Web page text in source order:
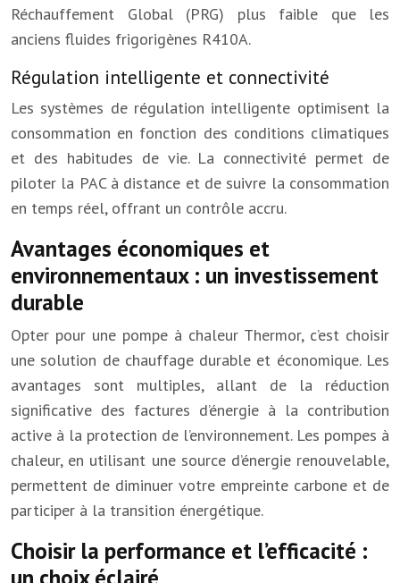
Réchauffement Global (PRG) plus faible que les
anciens fluides frigorigènes R410A.
Régulation intelligente et connectivité
Les systèmes de régulation intelligente optimisent la
consommation en fonction des conditions climatiques
et des habitudes de vie. La connectivité permet de
piloter la PAC à distance et de suivre la consommation
en temps réel, offrant un contrôle accru.
Avantages économiques et
environnementaux : un investissement
durable
Opter pour une pompe à chaleur Thermor, c’est choisir
une solution de chauffage durable et économique. Les
avantages sont multiples, allant de la réduction
significative des factures d’énergie à la contribution
active à la protection de l’environnement. Les pompes à
chaleur, en utilisant une source d’énergie renouvelable,
permettent de diminuer votre empreinte carbone et de
participer à la transition énergétique.
Choisir la performance et l’efficacité :